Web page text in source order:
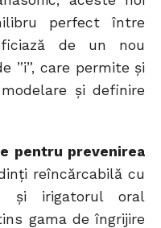
perfect între
de un nou
”i”, care permite și
și definire
pentru prevenirea
reîncărcabilă cu
şi irigatorul oral
gama de îngrijire